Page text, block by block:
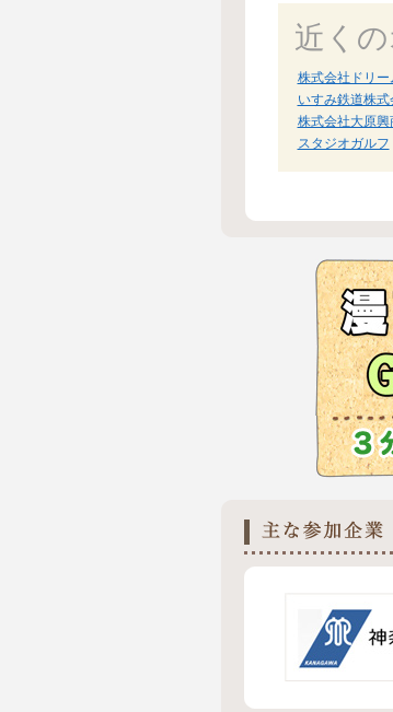
近く
株式会社ドリー
いすみ鉄道株式
株式会社大原興
スタジオガルフ